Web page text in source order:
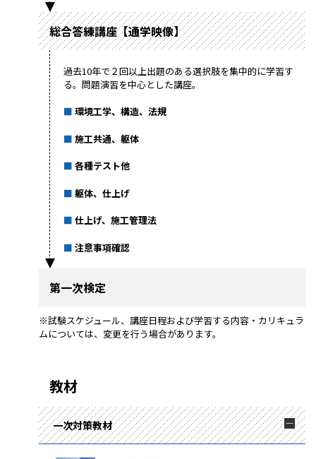
総合答練講座【通学映像】
過去10年で２回以上出題のある選択肢を集中的に学習す
る。問題演習を中心とした講座。
環境工学、構造、法規
施工共通、躯体
各種テスト他
躯体、仕上げ
仕上げ、施工管理法
注意事項確認
第一次検定
※試験スケジュール、講座日程および学習する内容・カリキュラ
ムについては、変更を行う場合があります。
教材
一次対策教材